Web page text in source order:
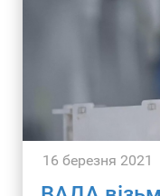
16 березня 2021